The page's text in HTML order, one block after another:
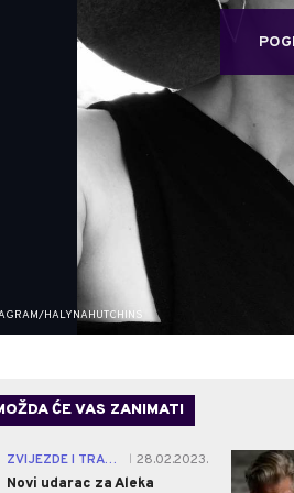
HALYNAHUTCHINS
ĆE VAS ZANIMATI
ZVIJEZDE I TRAČEVI
28.02.2023.
Novi udarac za Aleka